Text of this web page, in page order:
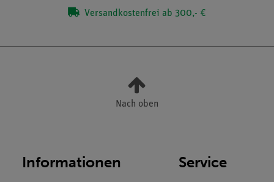
Versandkostenfrei ab 300,- €
Nach oben
Informationen Service